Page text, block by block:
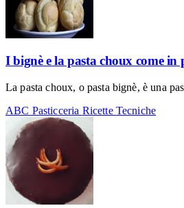
I bignè e la pasta choux come in
La pasta choux, o pasta bignè, è una
ABC Pasticceria Ricette Tecniche